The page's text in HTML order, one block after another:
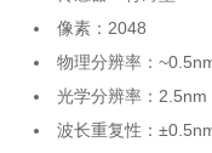
像素：2048
物理分辨率：
光学分辨率：2.5nm
波长重复性：